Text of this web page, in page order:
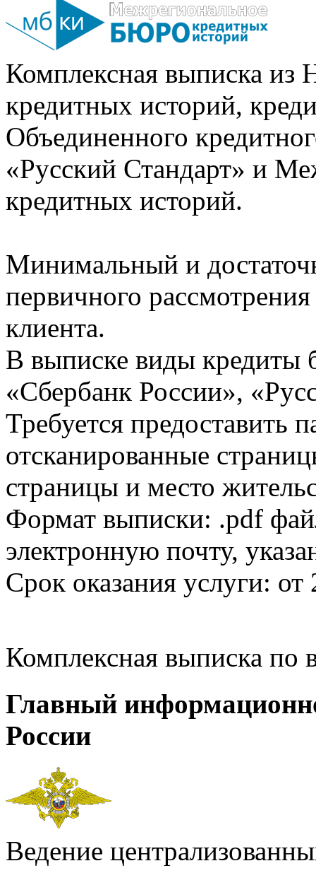
Комплексная выписка из
кредитных историй,
Объединенного
«Русский Стандарт» и
кредитных историй.
Минимальный и
первичного
клиента.
В выписке виды кредиты
«Сбербанк России»,
Требуется предоставить
отсканированные
страницы и место
Формат выписки: .pdf
электронную почту,
Срок оказания услуги: от
Комплексная выписка
Главный
России
Ведение